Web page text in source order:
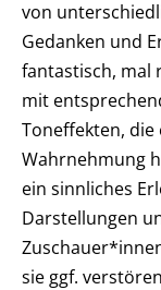
von
Gedanken und
fantastisch, mal
mit
Toneffekten, die
Wahrnehmung
ein sinnliches
Darstellungen
sie ggf.